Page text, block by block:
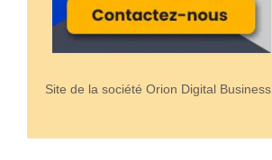
Site de la société Orion Digital Business